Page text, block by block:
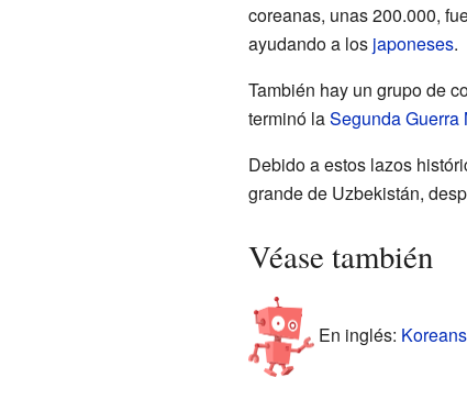
coreanas, unas 200.000,
ayudando a los japoneses.
También hay un grupo de
terminó laSegunda Guerra
Debido a estos lazos
grande de Uzbekistán,
Véase también
En inglés: